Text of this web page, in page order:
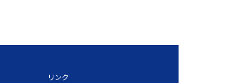
リンク